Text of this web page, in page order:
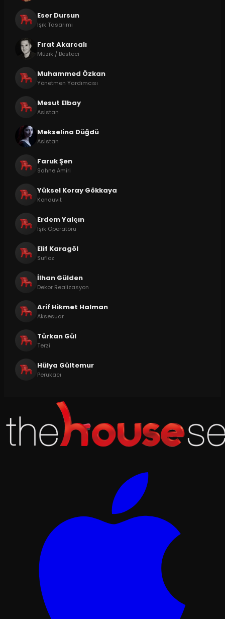
Eser Dursun
Işık Tasarımı
Fırat Akarcalı
Müzik / Besteci
Muhammed Özkan
Yönetmen Yardımcısı
Mesut Elbay
Asistan
Mekselina Düğdü
Asistan
Faruk Şen
Sahne Amiri
Yüksel Koray Gökkaya
Kondüvit
Erdem Yalçın
Işık Operatörü
Elif Karagöl
Suflöz
İlhan Gülden
Dekor Realizasyon
Arif Hikmet Halman
Aksesuar
Türkan Gül
Terzi
Hülya Gültemur
Perukacı